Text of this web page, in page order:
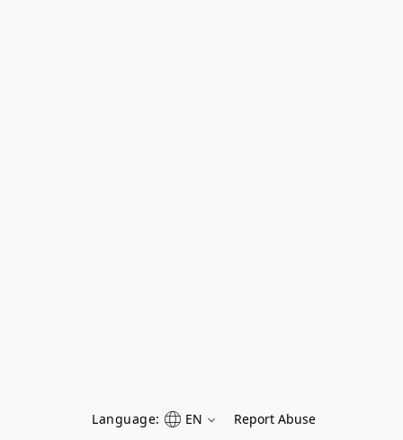
Language: EN Report Abuse